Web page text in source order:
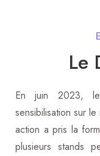
Le
En juin 2023,
sensibilisation sur
action a pris la
plusieurs stands